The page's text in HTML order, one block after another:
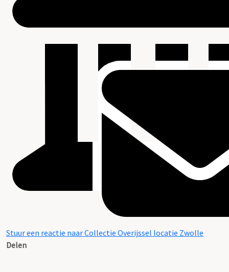
Stuur een reactie naar Collectie Overijssel locatie Zwolle
Delen